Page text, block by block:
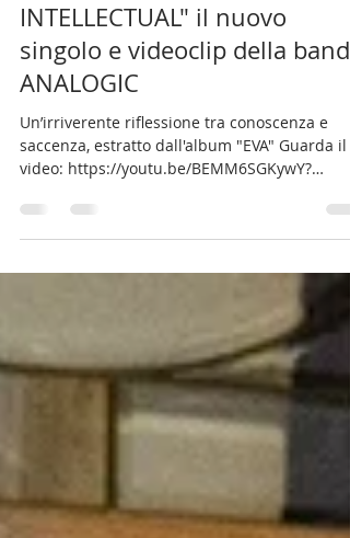
Da oggi in radio, nei digital
store e su YouTube "I AM AN
INTELLECTUAL" il nuovo
singolo e videoclip della band
ANALOGIC
saccenza, estratto dall'album "EVA" Guarda il
video: https://youtu.be/BEMM6SGKywY?